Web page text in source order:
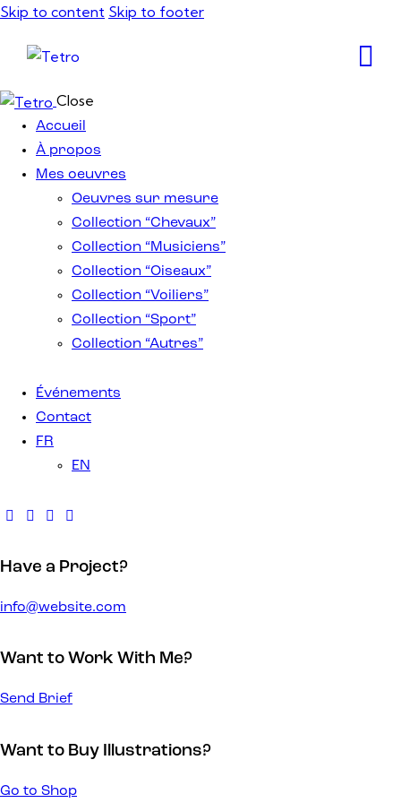
Skip to content Skip to footer
Close
Accueil
À propos
Mes oeuvres
Oeuvres sur mesure
Collection “Chevaux”
Collection “Musiciens”
Collection “Oiseaux”
Collection “Voiliers”
Collection “Sport”
Collection “Autres”
Événements
Contact
FR
EN
Have a Project?
info@website.com
Want to Work With Me?
Send Brief
Want to Buy Illustrations?
Go to Shop